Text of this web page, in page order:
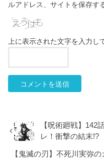
ルアドレス、サイトを保存す
上に表示された文字を入力し
【呪術廻戦】142
レ！衝撃の結末!?
【鬼滅の刃】不死川実弥